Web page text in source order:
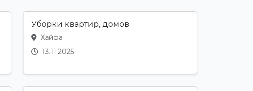
Уборки квартир, домов
Хайфа
13.11.2025